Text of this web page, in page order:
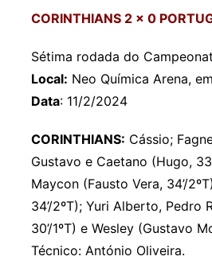
CORINTHIANS 2 x 0
Sétima rodada do
Local: Neo Química Arena,
Data: 11/2/2024
CORINTHIANS: Cássio;
Gustavo e Caetano (Hugo,
Maycon (Fausto Vera, 34’/
34’/2ºT); Yuri Alberto, Pedro
30’/1ºT) e Wesley (Gustavo
Técnico: António Oliveira.